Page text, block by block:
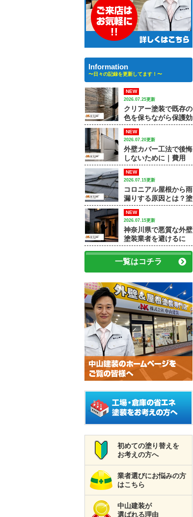
Information
〜日々の記録を更新してます！〜
NEW
2026.07.25更新
クリアー塗装で既存の
色を保ちながら保護効
果を高める方法｜【大
和市で外壁塗装・屋根
塗装をするなら中山建
装】
NEW
2026.07.20更新
外壁カバー工法で後悔
しないために｜費用
差・施工例・塗装との
違いを専門店が解説
NEW
2026.07.15更新
コロニアル屋根から雨
漏りする原因とは？塗
装で済むケースと屋根
修理が必要なケース
NEW
2026.07.15更新
神奈川県で悪質な外壁
塗装業者を避けるに
は？訪問販売・見積
書・保証で確認すべき
ポイント
一覧はコチラ
初めての塗り替えを
お考えの方へ
業者選びにお悩みの方
はこちら
中山建装が
選ばれる理由